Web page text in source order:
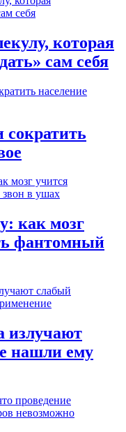
которая
сам себя
как мозг
фантомный
излучают
нашли ему